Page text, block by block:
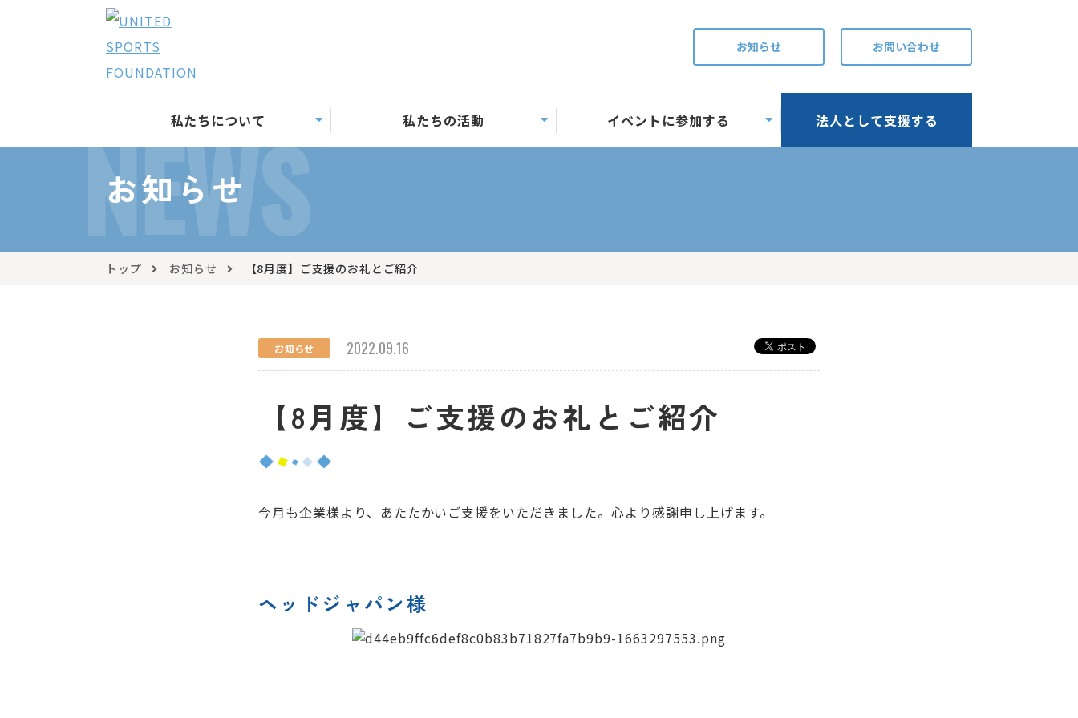
お知らせ お問い合わせ
私たちについて 私たちの活動 イベントに参加する 法人として支援する
NEWS
お知らせ
トップ お知らせ 【8月度】ご支援のお礼とご紹介
お知らせ 2022.09.16
【8月度】ご支援のお礼とご紹介
今月も企業様より、あたたかいご支援をいただきました。心より感謝申し上げます。
ヘッドジャパン様